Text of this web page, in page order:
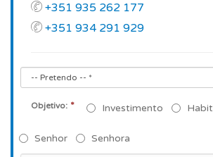
+351 935 262 177
+351 934 291 929
Objetivo: * Investimento
Senhor Senhora